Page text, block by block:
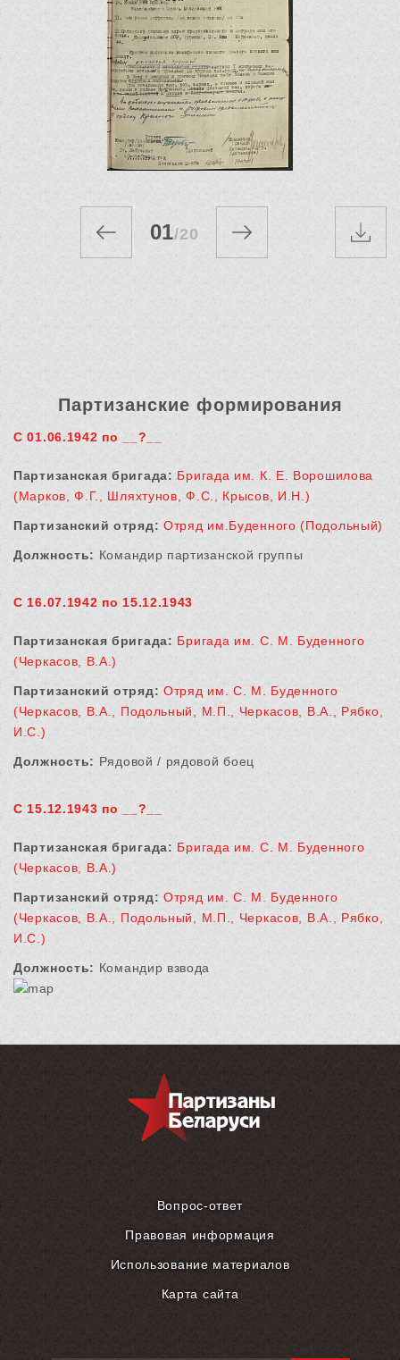
01/20
Партизанские формирования
С 01.06.1942 по __?__
Партизанская бригада: Бригада им. К. Е. Ворошилова
(Марков, Ф.Г., Шляхтунов, Ф.С., Крысов, И.Н.)
Партизанский отряд: Отряд им.Буденного (Подольный)
Должность: Командир партизанской группы
С 16.07.1942 по 15.12.1943
Партизанская бригада: Бригада им. С. М. Буденного
(Черкасов, В.А.)
Партизанский отряд: Отряд им. С. М. Буденного
(Черкасов, В.А., Подольный, М.П., Черкасов, В.А., Рябко,
И.С.)
Должность: Рядовой / рядовой боец
С 15.12.1943 по __?__
Партизанская бригада: Бригада им. С. М. Буденного
(Черкасов, В.А.)
Партизанский отряд: Отряд им. С. М. Буденного
(Черкасов, В.А., Подольный, М.П., Черкасов, В.А., Рябко,
И.С.)
Должность: Командир взвода
Вопрос-ответ
Правовая информация
Использование материалов
Карта сайта